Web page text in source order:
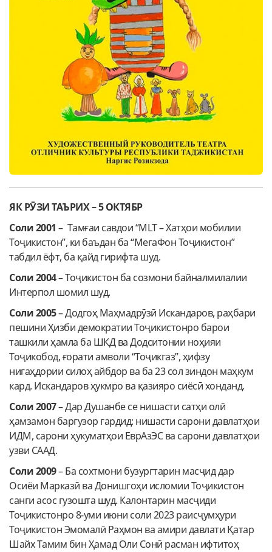
ЯК РӮЗИ ТАЪРИХ – 5 ОКТЯБР
Соли 2001 – Тамғаи савдои “MLT – Хатҳои мобилии
Тоҷикистон”, ки баъдан ба “МегаФон Тоҷикистон”
табдил ёфт, ба қайд гирифта шуд.
Соли 2004– Тоҷикистон ба созмони байналмилалии
Интерпол шомил шуд.
Соли 2005– Додгоҳ Маҳмадрӯзӣ Искандаров, раҳбари
пешини Ҳизби демократии Тоҷикистонро барои
ташкили ҳамла ба ШКД ва Додситонии ноҳияи
Тоҷикобод, ғорати амволи “Тоҷикгаз”, ҳифзу
нигаҳдории силоҳ айбдор ва ба 23 сол зиндон маҳкум
кард. Искандаров ҳукмро ва қазияро сиёсӣ хонданд.
Соли 2007– Дар Душанбе се нишасти сатҳи олӣ
ҳамзамон баргузор гардид: нишасти сарони давлатҳои
ИДМ, сарони ҳукуматҳои ЕврАзЭС ва сарони давлатҳои
узви СААД.
Соли 2009– Ба сохтмони бузургтарин масҷид дар
Осиёи Марказӣ ва Донишгоҳи исломии Тоҷикистон
санги асос гузошта шуд. Калонтарин масҷиди
Тоҷикистонро 8-уми июни соли 2023 раисҷумҳури
Тоҷикистон Эмомалӣ Раҳмон ва амири давлати Қатар
Шайх Тамим бин Ҳамад Оли Сонӣ расман ифтитоҳ